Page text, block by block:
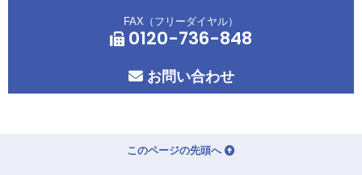
FAX（フリーダイヤル）
0120-736-848
お問い合わせ
このページの先頭へ